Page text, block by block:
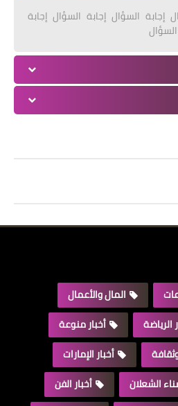
إجابة السؤال إجابة السؤال إجابة
المال والأعمال
الرياضة
أخبار منوعة
أخبار الإمارات
الشعلان
أخبار الفن